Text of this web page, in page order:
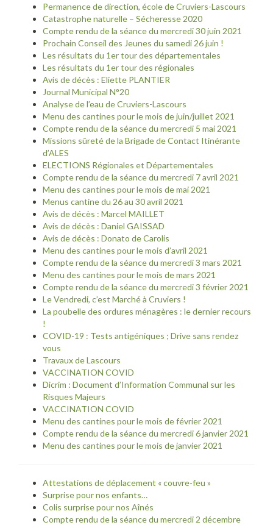
Permanence de direction, école de Cruviers-Lascours
Catastrophe naturelle – Sécheresse 2020
Compte rendu de la séance du mercredi 30 juin 2021
Prochain Conseil des Jeunes du samedi 26 juin !
Les résultats du 1er tour des départementales
Les résultats du 1er tour des régionales
Avis de décès : Eliette PLANTIER
Journal Municipal N°20
Analyse de l’eau de Cruviers-Lascours
Menu des cantines pour le mois de juin/juillet 2021
Compte rendu de la séance du mercredi 5 mai 2021
Missions sûreté de la Brigade de Contact Itinérante
d’ALES
ELECTIONS Régionales et Départementales
Compte rendu de la séance du mercredi 7 avril 2021
Menu des cantines pour le mois de mai 2021
Menus cantine du 26 au 30 avril 2021
Avis de décès : Marcel MAILLET
Avis de décès : Daniel GAISSAD
Avis de décès : Donato de Carolis
Menu des cantines pour le mois d’avril 2021
Compte rendu de la séance du mercredi 3 mars 2021
Menu des cantines pour le mois de mars 2021
Compte rendu de la séance du mercredi 3 février 2021
Le Vendredi, c’est Marché à Cruviers !
La poubelle des ordures ménagères : le dernier recours
!
COVID-19 : Tests antigéniques ; Drive sans rendez
vous
Travaux de Lascours
VACCINATION COVID
Dicrim : Document d’Information Communal sur les
Risques Majeurs
VACCINATION COVID
Menu des cantines pour le mois de février 2021
Compte rendu de la séance du mercredi 6 janvier 2021
Menu des cantines pour le mois de janvier 2021
Attestations de déplacement « couvre-feu »
Surprise pour nos enfants…
Colis surprise pour nos Aînés
Compte rendu de la séance du mercredi 2 décembre